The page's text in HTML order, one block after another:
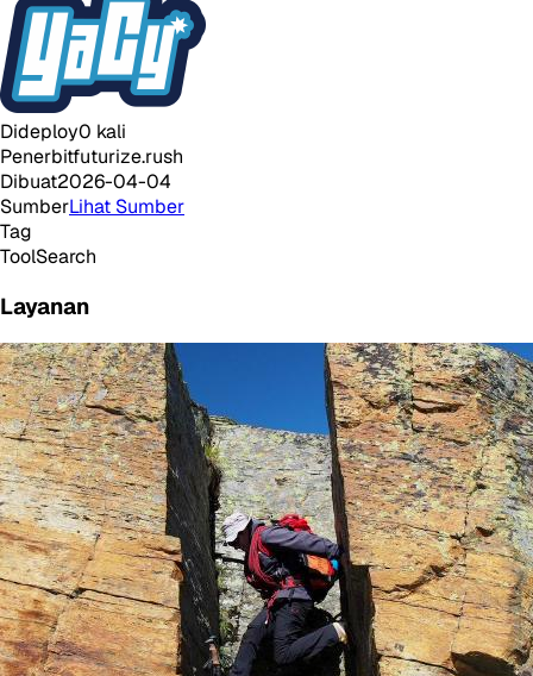
Dideploy0 kali
Penerbitfuturize.rush
Dibuat2026-04-04
SumberLihat Sumber
Tag
ToolSearch
Layanan